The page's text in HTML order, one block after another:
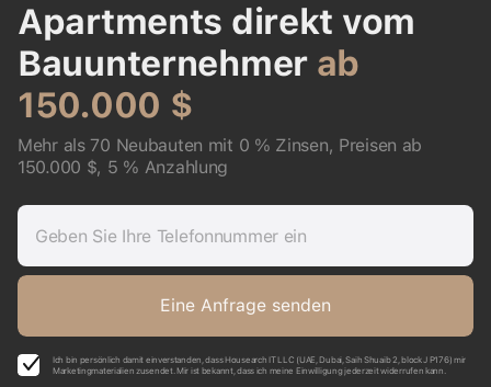
Apartments direkt vom
Bauunternehmer ab
150.000 $
Mehr als 70 Neubauten mit 0 % Zinsen, Preisen ab
150.000 $, 5 % Anzahlung
Geben Sie Ihre Telefonnummer ein
Eine Anfrage senden
Ich bin persönlich damit einverstanden, dass Housearch IT LLC (UAE, Dubai, Saih Shuaib 2, block J P176) mir
Marketingmaterialien zusendet. Mir ist bekannt, dass ich meine Einwilligung jederzeit widerrufen kann.